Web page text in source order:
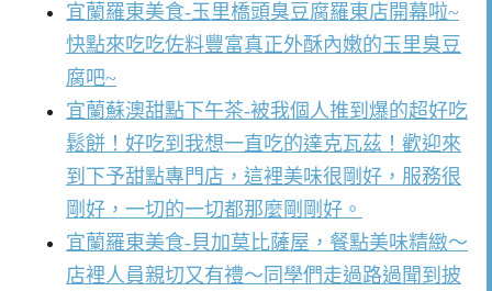
宜蘭羅東美食-玉里橋頭臭豆腐羅東店開幕啦~
快點來吃吃佐料豐富真正外酥內嫩的玉里臭豆
腐吧~
宜蘭蘇澳甜點下午茶-被我個人推到爆的超好吃
鬆餅！好吃到我想一直吃的達克瓦茲！歡迎來
到下予甜點專門店，這裡美味很剛好，服務很
剛好，一切的一切都那麼剛剛好。
宜蘭羅東美食-貝加莫比薩屋，餐點美味精緻～
店裡人員親切又有禮～同學們走過路過聞到披